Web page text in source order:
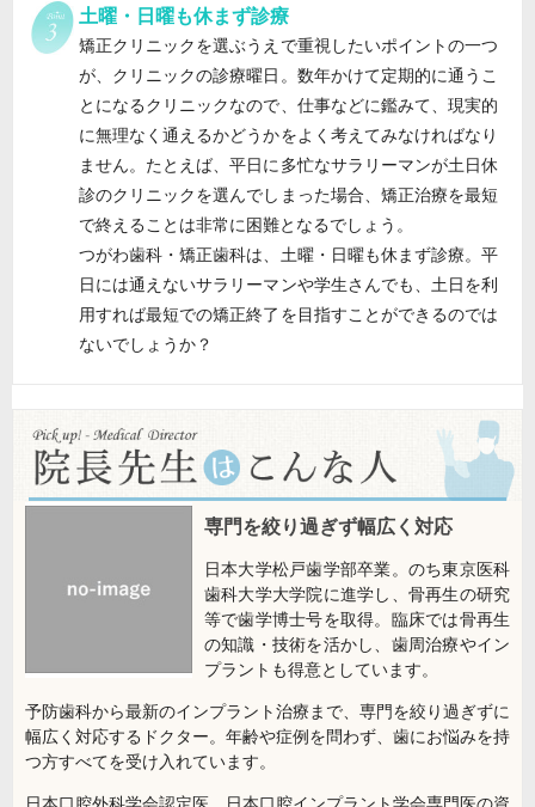
土曜・日曜も休まず診療
矯正クリニックを選ぶうえで重視したいポイントの一つ
が、クリニックの診療曜日。数年かけて定期的に通うこ
とになるクリニックなので、仕事などに鑑みて、現実的
に無理なく通えるかどうかをよく考えてみなければなり
ません。たとえば、平日に多忙なサラリーマンが土日休
診のクリニックを選んでしまった場合、矯正治療を最短
で終えることは非常に困難となるでしょう。
つがわ歯科・矯正歯科は、土曜・日曜も休まず診療。平
日には通えないサラリーマンや学生さんでも、土日を利
用すれば最短での矯正終了を目指すことができるのでは
ないでしょうか？
専門を絞り過ぎず幅広く対応
日本大学松戸歯学部卒業。のち東京医科
歯科大学大学院に進学し、骨再生の研究
等で歯学博士号を取得。臨床では骨再生
の知識・技術を活かし、歯周治療やイン
プラントも得意としています。
予防歯科から最新のインプラント治療まで、専門を絞り過ぎずに
幅広く対応するドクター。年齢や症例を問わず、歯にお悩みを持
つ方すべてを受け入れています。
日本口腔外科学会認定医、日本口腔インプラント学会専門医の資